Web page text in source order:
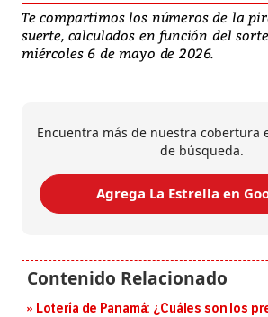
Te compartimos los números de la
suerte, calculados en función del
miércoles 6 de mayo de 2026.
Encuentra más de nuestra cobertura
de búsqueda.
Agrega La Estrella en
Lotería de Panamá: ¿Cuáles son los